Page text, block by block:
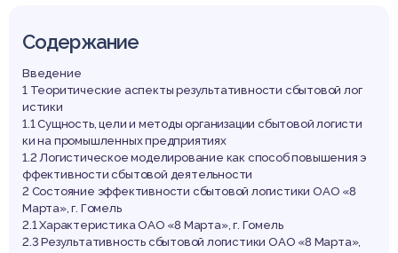
Содержание
Введение
1 Теоритические аспекты результативности сбытовой лог
истики
1.1 Сущность, цели и методы организации сбытовой логисти
ки на промышленных предприятиях
1.2 Логистическое моделирование как способ повышения э
ффективности сбытовой деятельности
2 Состояние эффективности сбытовой логистики ОАО «8
Марта», г. Гомель
2.1 Характеристика ОАО «8 Марта», г. Гомель
2.3 Результативность сбытовой логистики ОАО «8 Марта»,